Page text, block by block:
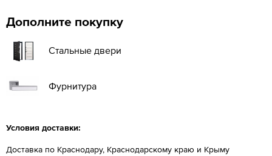
Дополните покупку
Стальные двери
Фурнитура
Условия доставки:
Доставка по Краснодару, Краснодарскому краю и Крыму